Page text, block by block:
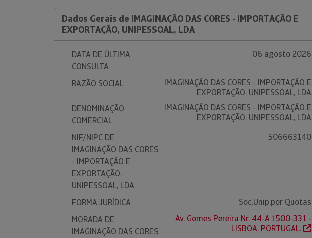
Dados Gerais de IMAGINAÇÃO DAS CORES - IMPORTAÇÃO E
EXPORTAÇÃO, UNIPESSOAL, LDA
DATA DE ÚLTIMA
CONSULTA
06 agosto 2026
RAZÃO SOCIAL
IMAGINAÇÃO DAS CORES - IMPORTAÇÃO E
EXPORTAÇÃO, UNIPESSOAL, LDA
DENOMINAÇÃO
COMERCIAL
IMAGINAÇÃO DAS CORES - IMPORTAÇÃO E
EXPORTAÇÃO, UNIPESSOAL, LDA
NIF/NIPC DE
IMAGINAÇÃO DAS CORES
- IMPORTAÇÃO E
EXPORTAÇÃO,
UNIPESSOAL, LDA
506663140
FORMA JURÍDICA
Soc.Unip.por Quotas
MORADA DE
IMAGINAÇÃO DAS CORES
Av. Gomes Pereira Nr. 44-A 1500-331 -
LISBOA. PORTUGAL.